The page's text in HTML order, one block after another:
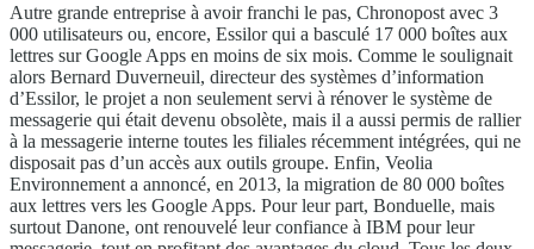
Autre grande entreprise à avoir franchi le pas, Chronopost avec 3
000 utilisateurs ou, encore, Essilor qui a basculé 17 000 boîtes aux
lettres sur Google Apps en moins de six mois. Comme le soulignait
alors Bernard Duverneuil, directeur des systèmes d’information
d’Essilor, le projet a non seulement servi à rénover le système de
messagerie qui était devenu obsolète, mais il a aussi permis de rallier
à la messagerie interne toutes les filiales récemment intégrées, qui ne
disposait pas d’un accès aux outils groupe. Enfin, Veolia
Environnement a annoncé, en 2013, la migration de 80 000 boîtes
aux lettres vers les Google Apps. Pour leur part, Bonduelle, mais
surtout Danone, ont renouvelé leur confiance à IBM pour leur